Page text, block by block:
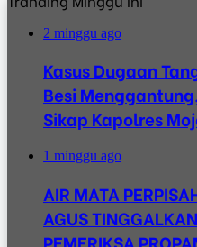
2 minggu ago
Kasus Dugaan
Besi
Sikap Kapolres
1 minggu ago
AIR MATA
AGUS
PEMERIKSA